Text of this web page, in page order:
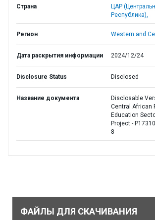
Страна
ЦАР
Республика),
Регион Western and
Дата раскрытия информации 2024/12/24
Disclosure Status Disclosed
Название документа
Disclosable
Central African
Education
Project -
8
ФАЙЛЫ ДЛЯ СКАЧИВАНИЯ